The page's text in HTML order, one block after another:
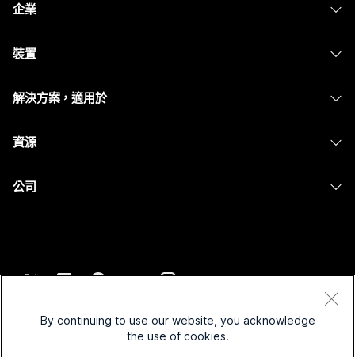
企業
安全性
裝置
解決方案，適用於
非營利
啟動
資源
包容性
公司
聯絡銷售人員
Webex 思想領導力
隱私權聲明
By continuing to use our website, you acknowledge
the use of cookies.